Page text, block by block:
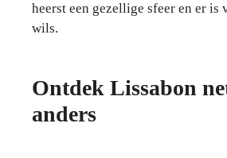
heerst een gezellige sfeer en er is
wils.
Ontdek Lissabon
anders